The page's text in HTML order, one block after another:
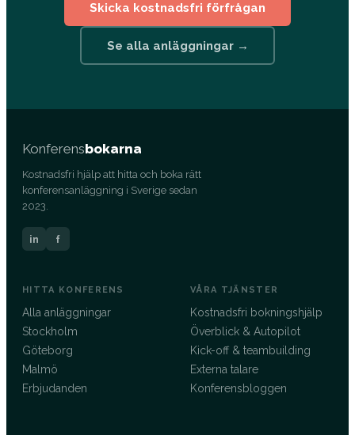
Skicka kostnadsfri förfrågan
Se alla anläggningar →
Konferensbokarna
Kostnadsfri hjälp att hitta och boka rätt
konferensanläggning i Sverige sedan
2023.
in f
HITTA KONFERENS
Alla anläggningar
Stockholm
Göteborg
Malmö
Erbjudanden
VÅRA TJÄNSTER
Kostnadsfri bokningshjälp
Överblick & Autopilot
Kick-off & teambuilding
Externa talare
Konferensbloggen